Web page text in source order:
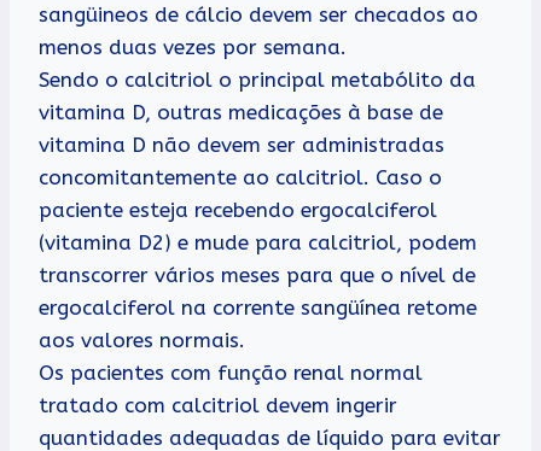
sangüineos de cálcio devem ser checados ao
menos duas vezes por semana.
Sendo o calcitriol o principal metabólito da
vitamina D, outras medicações à base de
vitamina D não devem ser administradas
concomitantemente ao calcitriol. Caso o
paciente esteja recebendo ergocalciferol
(vitamina D2) e mude para calcitriol, podem
transcorrer vários meses para que o nível de
ergocalciferol na corrente sangüínea retome
aos valores normais.
Os pacientes com função renal normal
tratado com calcitriol devem ingerir
quantidades adequadas de líquido para evitar